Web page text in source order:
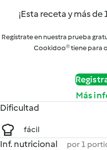
¡Esta receta y más
Regístrate en nuestra prueba
Cookidoo® tiene para
Más
Dificultad
fácil
Inf. nutricional por 1